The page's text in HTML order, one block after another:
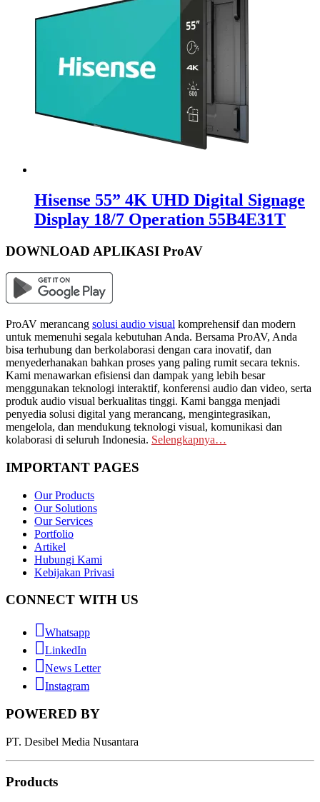
Hisense 55” 4K UHD Digital Signage
Display 18/7 Operation 55B4E31T
DOWNLOAD APLIKASI ProAV
ProAV merancang solusi audio visual komprehensif dan modern
untuk memenuhi segala kebutuhan Anda. Bersama ProAV, Anda
bisa terhubung dan berkolaborasi dengan cara inovatif, dan
menyederhanakan bahkan proses yang paling rumit secara teknis.
Kami menawarkan efisiensi dan dampak yang lebih besar
menggunakan teknologi interaktif, konferensi audio dan video, serta
produk audio visual berkualitas tinggi. Kami bangga menjadi
penyedia solusi digital yang merancang, mengintegrasikan,
mengelola, dan mendukung teknologi visual, komunikasi dan
kolaborasi di seluruh Indonesia. Selengkapnya…
IMPORTANT PAGES
Our Products
Our Solutions
Our Services
Portfolio
Artikel
Hubungi Kami
Kebijakan Privasi
CONNECT WITH US
Whatsapp
LinkedIn
News Letter
Instagram
POWERED BY
PT. Desibel Media Nusantara
Products